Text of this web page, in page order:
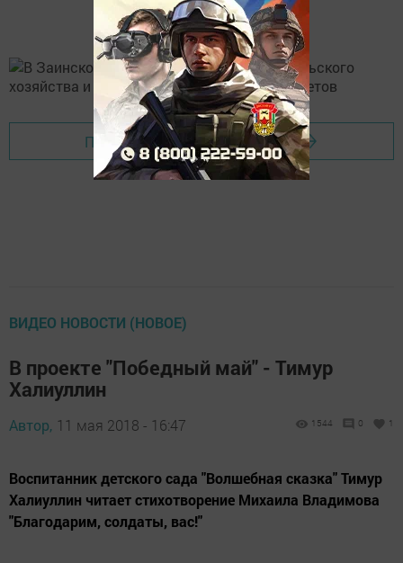
Перейти на страницу новости
ВИДЕО НОВОСТИ (НОВОЕ)
В проекте "Победный май" - Тимур
Халиуллин
Автор, 11 мая 2018 - 16:47 1544 0 1
Воспитанник детского сада "Волшебная сказка" Тимур
Халиуллин читает стихотворение Михаила Владимова
"Благодарим, солдаты, вас!"